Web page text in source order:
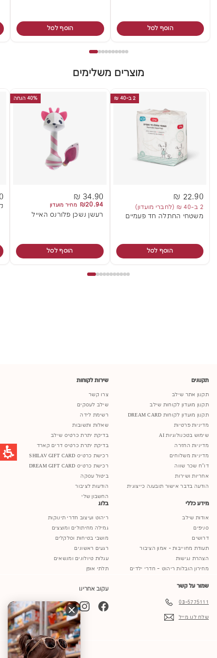
הוסף לסל הוסף לסל
מוצרים משלימים
2 ב-40 ₪
22.90 ₪
2 ב-40 ₪ (לחברי מועדון)
משטחי החתלה חד פעמיים
הוסף לסל
40% הנחה
34.90 ₪
₪20.94 מחיר מועדון
רעשן נשכן פלורנס האייל
הוסף לסל
תקנונים
תקנון אתר שילב
תקנון מועדון לקוחות שילב
תקנון מועדון לקוחות DREAM CARD
מדיניות פרטיות
שימוש בטכנולוגיות AI
מדיניות החזרה
מדיניות משלוחים
דו"ח שכר שווה
אחריות ושירות
הודעה בדבר אישור תובענה כייצוגית
שירות לקוחות
צרו קשר
שילב לעסקים
רשימת לידה
שאלות ותשובות
בדיקת יתרת כרטיס שילב
בדיקת יתרת כרטיס דרים קארד
רכישת כרטיס SHILAV GIFT CARD
רכישת כרטיס DREAM GIFT CARD
ביטול עסקה
הודעות לציבור
החשבון שלי
מידע כללי
אודות שילב
סניפים
דרושים
תעודת מחוייבות - אמון הציבור
הצהרת נגישות
מחירון הובלות ריהוט – חדרי ילדים
בלוג
ריהוט ועיצוב חדרי תינוקות
גמילה מחיתולים ומוצצים
מושבי בטיחות וסלקלים
רגעים ראשונים
עגלות טיולונים ומנשאים
תלתי אופן
שמור על קשר
03-5775111
שלח לנו מייל
עקוב אחרינו
Facebook
Instagram
TikTok
YouTube